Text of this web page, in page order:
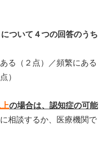
ついて４つの回答のうち
る（２点）／頻繁にある
）
の場合は、認知症の可能
相談するか、医療機関で